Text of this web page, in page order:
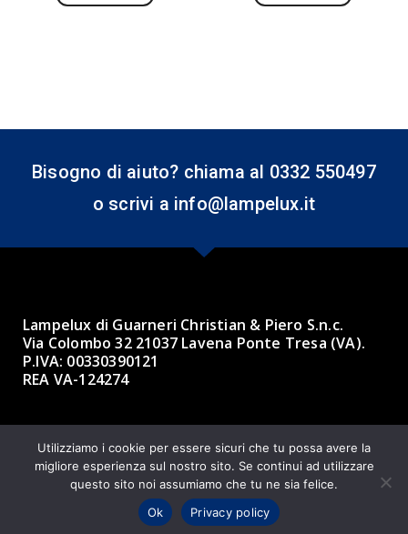
Bisogno di aiuto? chiama al 0332 550497
o scrivi a info@lampelux.it
Lampelux di Guarneri Christian & Piero S.n.c.
Via Colombo 32 21037 Lavena Ponte Tresa (VA).
P.IVA: 00330390121
REA VA-124274
Made with ❤ by BBK 3.0 Informatica
Utilizziamo i cookie per essere sicuri che tu possa avere la
migliore esperienza sul nostro sito. Se continui ad utilizzare
questo sito noi assumiamo che tu ne sia felice.
Ok
Privacy policy